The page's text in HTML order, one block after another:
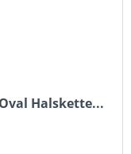
Halskette...